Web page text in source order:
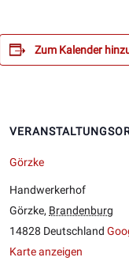
Zum Kalender
Görzke
Handwerkerhof
Görzke, Brandenburg
14828 Deutschland
Karte anzeigen